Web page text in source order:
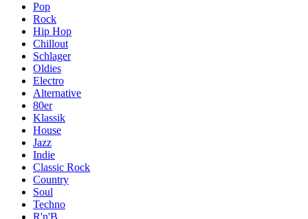
Pop
Rock
Hip Hop
Chillout
Schlager
Oldies
Electro
Alternative
80er
Klassik
House
Jazz
Indie
Classic Rock
Country
Soul
Techno